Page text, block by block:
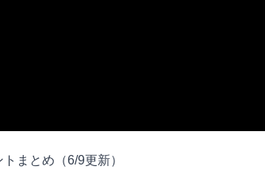
まとめ（6/9更新）